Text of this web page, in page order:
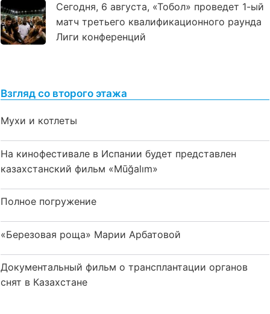
Сегодня, 6 августа, «Тобол» проведет 1-ый
матч третьего квалификационного раунда
Лиги конференций
Взгляд со второго этажа
Мухи и котлеты
На кинофестивале в Испании будет представлен
казахстанский фильм «Mūğalım»
Полное погружение
«Березовая роща» Марии Арбатовой
Документальный фильм о трансплантации органов
снят в Казахстане